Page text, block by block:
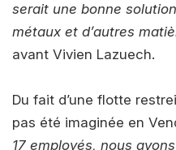
serait une bonne
métaux et d’autres
avant Vivien Lazuech.
Du fait d’une flotte
pas été imaginée en
17 employés, nous